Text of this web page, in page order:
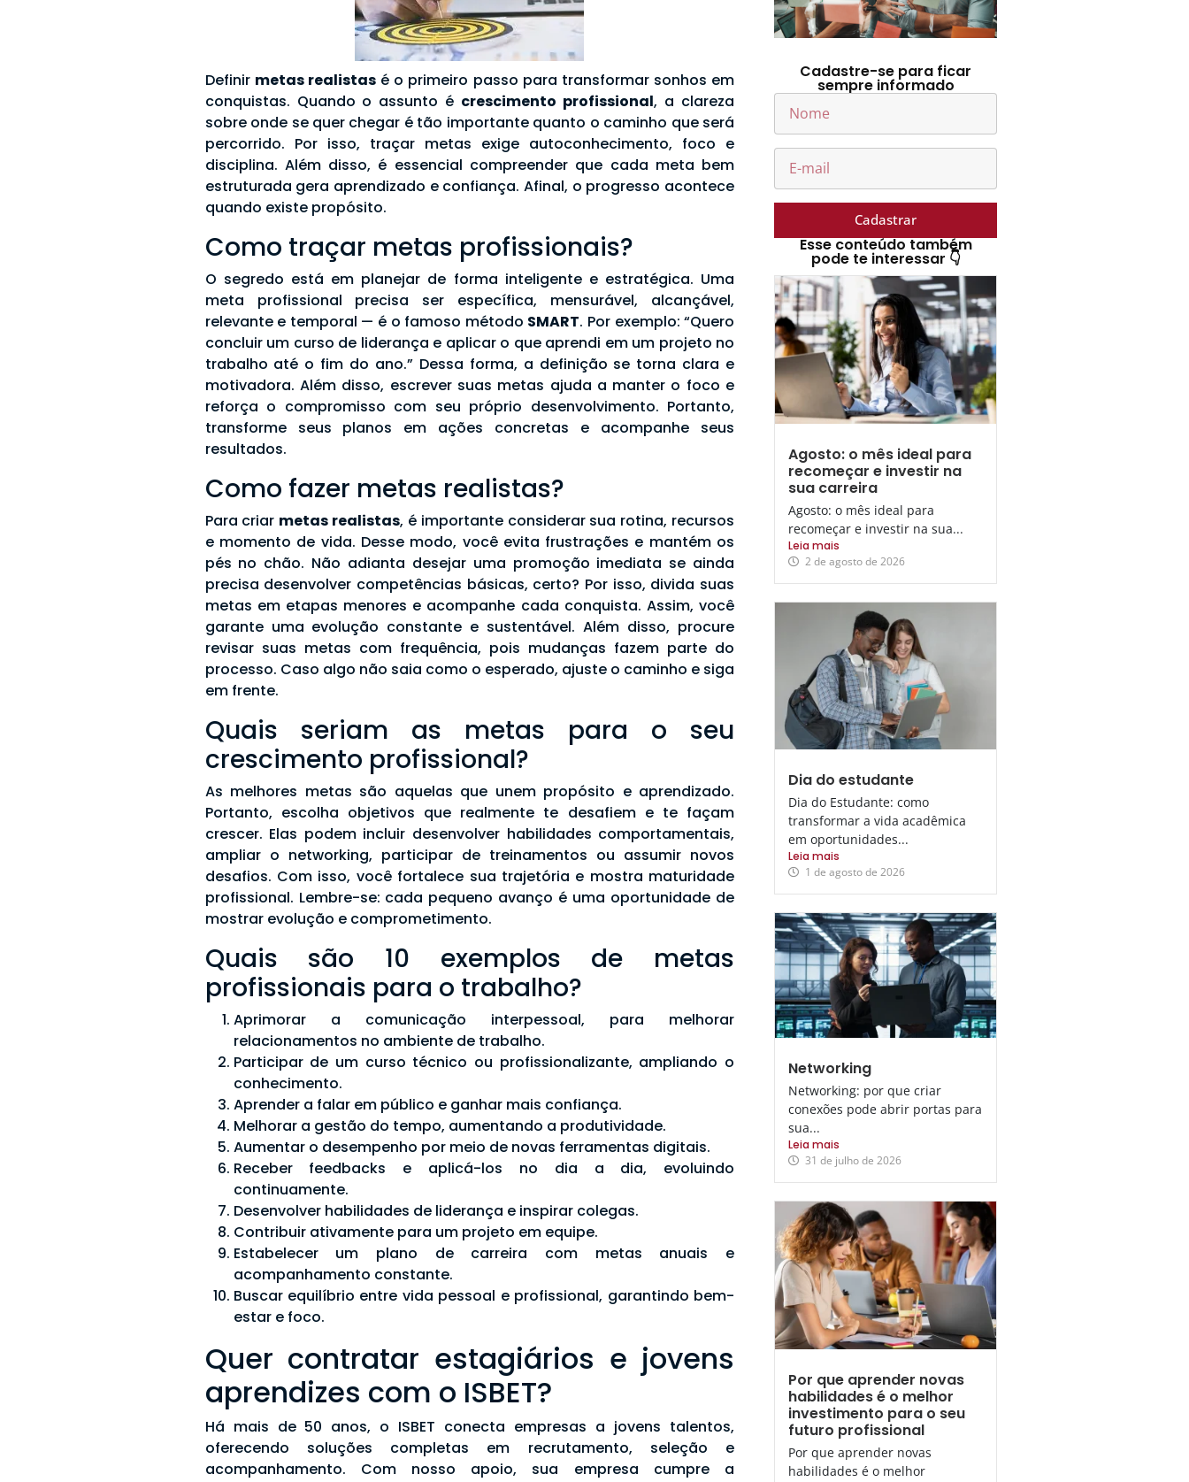
Definir metas realistasé o primeiro passo para transformar sonhos em
conquistas. Quando o assunto é crescimento profissional, a clareza
sobre onde se quer chegar é tão importante quanto o caminho que será
percorrido. Por isso, traçar metas exige autoconhecimento, foco e
disciplina. Além disso, é essencial compreender que cada meta bem
estruturada gera aprendizado e confiança. Afinal, o progresso acontece
quando existe propósito.
Como traçar metas profissionais?
O segredo está em planejar de forma inteligente e estratégica. Uma
meta profissional precisa ser específica, mensurável, alcançável,
relevante e temporal — é o famoso método SMART. Por exemplo: “Quero
concluir um curso de liderança e aplicar o que aprendi em um projeto no
trabalho até o fim do ano.” Dessa forma, a definição se torna clara e
motivadora. Além disso, escrever suas metas ajuda a manter o foco e
reforça o compromisso com seu próprio desenvolvimento. Portanto,
transforme seus planos em ações concretas e acompanhe seus
resultados.
Como fazer metas realistas?
Para criar metas realistas, é importante considerar sua rotina, recursos
e momento de vida. Desse modo, você evita frustrações e mantém os
pés no chão. Não adianta desejar uma promoção imediata se ainda
precisa desenvolver competências básicas, certo? Por isso, divida suas
metas em etapas menores e acompanhe cada conquista. Assim, você
garante uma evolução constante e sustentável. Além disso, procure
revisar suas metas com frequência, pois mudanças fazem parte do
processo. Caso algo não saia como o esperado, ajuste o caminho e siga
em frente.
Quais seriam as metas para o seu
crescimento profissional?
As melhores metas são aquelas que unem propósito e aprendizado.
Portanto, escolha objetivos que realmente te desafiem e te façam
crescer. Elas podem incluir desenvolver habilidades comportamentais,
ampliar o networking, participar de treinamentos ou assumir novos
desafios. Com isso, você fortalece sua trajetória e mostra maturidade
profissional. Lembre-se: cada pequeno avanço é uma oportunidade de
mostrar evolução e comprometimento.
Quais são 10 exemplos de metas
profissionais para o trabalho?
Aprimorar a comunicação interpessoal, para melhorar
relacionamentos no ambiente de trabalho.
Participar de um curso técnico ou profissionalizante, ampliando o
conhecimento.
Aprender a falar em público e ganhar mais confiança.
Melhorar a gestão do tempo, aumentando a produtividade.
Aumentar o desempenho por meio de novas ferramentas digitais.
Receber feedbacks e aplicá-los no dia a dia, evoluindo
continuamente.
Desenvolver habilidades de liderança e inspirar colegas.
Contribuir ativamente para um projeto em equipe.
Estabelecer um plano de carreira com metas anuais e
acompanhamento constante.
Buscar equilíbrio entre vida pessoal e profissional, garantindo bem-
estar e foco.
Quer contratar estagiários e jovens
aprendizes com o ISBET?
Há mais de 50 anos, o ISBET conecta empresas a jovens talentos,
oferecendo soluções completas em recrutamento, seleção e
acompanhamento. Com nosso apoio, sua empresa cumpre a
Cadastre-se para ficar
sempre informado
Cadastrar
Esse conteúdo também
pode te interessar 👇
Agosto: o mês ideal para
recomeçar e investir na
sua carreira
Agosto: o mês ideal para
recomeçar e investir na sua...
Leia mais
2 de agosto de 2026
Dia do estudante
Dia do Estudante: como
transformar a vida acadêmica
em oportunidades...
Leia mais
1 de agosto de 2026
Networking
Networking: por que criar
conexões pode abrir portas para
sua...
Leia mais
31 de julho de 2026
Por que aprender novas
habilidades é o melhor
investimento para o seu
futuro profissional
Por que aprender novas
habilidades é o melhor